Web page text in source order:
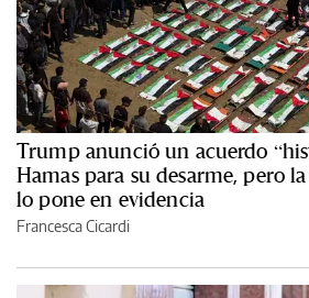
Trump anunció un acuerdo
Hamas para su desarme, pero
lo pone en evidencia
Francesca Cicardi